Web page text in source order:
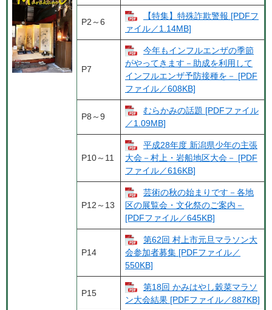
P2～6
【特集】特殊詐欺警報 [PDFフ
ァイル／1.14MB]
P7
今年もインフルエンザの季節
がやってきます－助成を利用して
インフルエンザ予防接種を－ [PDF
ファイル／608KB]
P8～9
むらかみの話題 [PDFファイル
／1.09MB]
P10～11
平成28年度 新潟県少年の主張
大会－村上・岩船地区大会－ [PDF
ファイル／616KB]
P12～13
芸術の秋の始まりです－各地
区の展覧会・文化祭のご案内－
[PDFファイル／645KB]
P14
第62回 村上市元旦マラソン大
会参加者募集 [PDFファイル／
550KB]
P15
第18回 かみはやし穀菜マラソ
ン大会結果 [PDFファイル／887KB]